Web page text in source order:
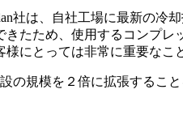
社は、自社工場に最新の
たため、使用するコンプ
にとっては非常に重要なこ
の規模を２倍に拡張するこ